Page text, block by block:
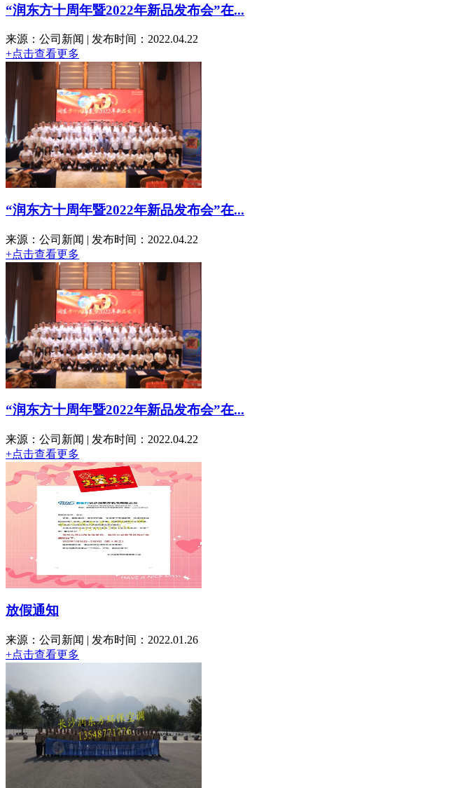
“润东方十周年暨2022年新品发布会”在...
来源：公司新闻 | 发布时间：2022.04.22
+点击查看更多
“润东方十周年暨2022年新品发布会”在...
来源：公司新闻 | 发布时间：2022.04.22
+点击查看更多
“润东方十周年暨2022年新品发布会”在...
来源：公司新闻 | 发布时间：2022.04.22
+点击查看更多
放假通知
来源：公司新闻 | 发布时间：2022.01.26
+点击查看更多